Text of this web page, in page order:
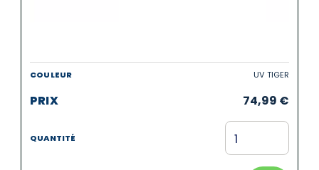
UV TIGER
74,99 €